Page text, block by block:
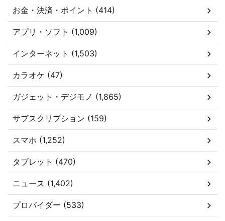
お金・決済・ポイント (414)
アプリ・ソフト (1,009)
インターネット (1,503)
カラオケ (47)
ガジェット・デジモノ (1,865)
サブスクリプション (159)
スマホ (1,252)
タブレット (470)
ニュース (1,402)
プロバイダー (533)